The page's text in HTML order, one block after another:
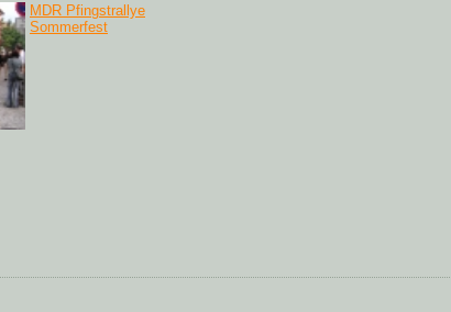
MDR Pfingstrallye
Sommerfest